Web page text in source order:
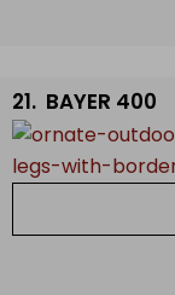
21. BAYER 400